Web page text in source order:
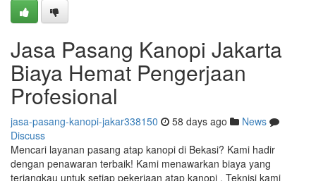
Jasa Pasang Kanopi Jakarta
Biaya Hemat Pengerjaan
Profesional
jasa-pasang-kanopi-jakar338150 58 days ago
News
Discuss
Mencari layanan pasang atap kanopi di Bekasi? Kami hadir
dengan penawaran terbaik! Kami menawarkan biaya yang
terjangkau untuk setiap pekerjaan atap kanopi . Teknisi kami